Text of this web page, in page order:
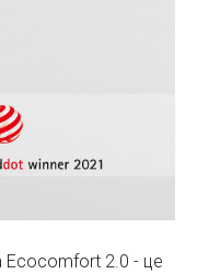
Ecocomfort 2.0 - це